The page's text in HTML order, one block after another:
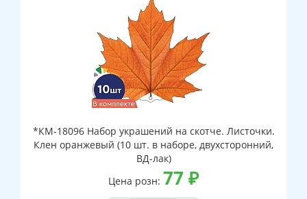
*КМ-18096 Набор украшений на скотче. Листочки.
Клен оранжевый (10 шт. в наборе, двухсторонний,
ВД-лак)
Цена розн: 77 ₽